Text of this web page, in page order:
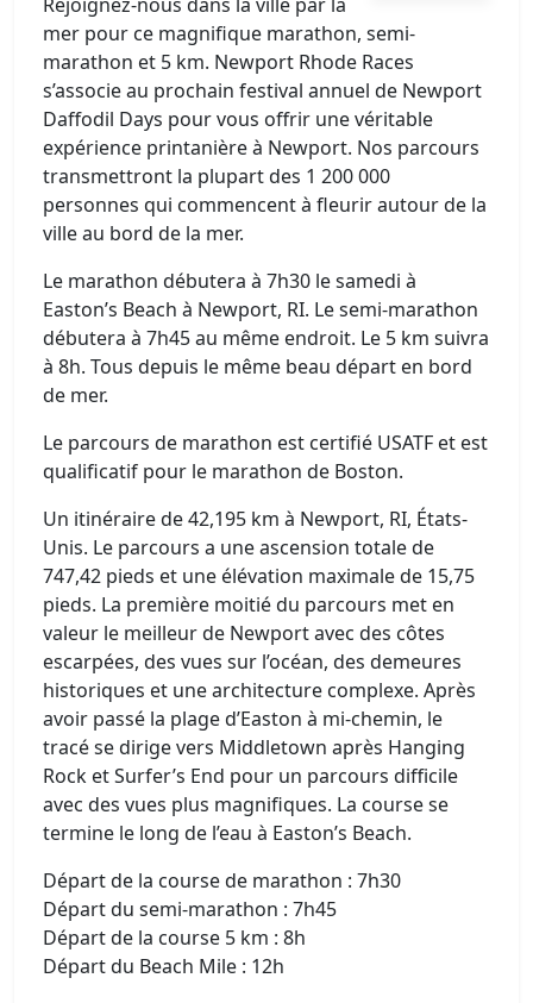
mer pour ce magnifique marathon, semi-
marathon et 5 km. Newport Rhode Races
s’associe au prochain festival annuel de Newport
Daffodil Days pour vous offrir une véritable
expérience printanière à Newport. Nos parcours
transmettront la plupart des 1 200 000
personnes qui commencent à fleurir autour de la
ville au bord de la mer.
Le marathon débutera à 7h30 le samedi à
Easton’s Beach à Newport, RI. Le semi-marathon
débutera à 7h45 au même endroit. Le 5 km suivra
à 8h. Tous depuis le même beau départ en bord
de mer.
Le parcours de marathon est certifié USATF et est
qualificatif pour le marathon de Boston.
Un itinéraire de 42,195 km à Newport, RI, États-
Unis. Le parcours a une ascension totale de
747,42 pieds et une élévation maximale de 15,75
pieds. La première moitié du parcours met en
valeur le meilleur de Newport avec des côtes
escarpées, des vues sur l’océan, des demeures
historiques et une architecture complexe. Après
avoir passé la plage d’Easton à mi-chemin, le
tracé se dirige vers Middletown après Hanging
Rock et Surfer’s End pour un parcours difficile
avec des vues plus magnifiques. La course se
termine le long de l’eau à Easton’s Beach.
Départ de la course de marathon : 7h30
Départ du semi-marathon : 7h45
Départ de la course 5 km : 8h
Départ du Beach Mile : 12h